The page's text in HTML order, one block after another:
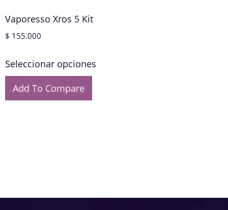
Vaporesso Xros 5 Kit
$ 155.000
Seleccionar opciones
Add To Compare